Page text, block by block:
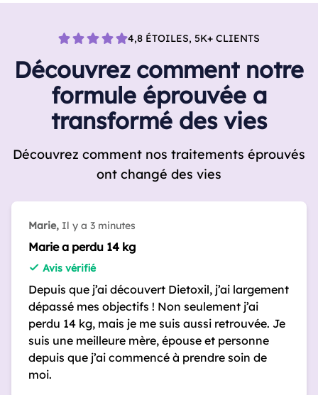
4,8 ÉTOILES, 5K+ CLIENTS
Découvrez comment notre
formule éprouvée a
transformé des vies
Découvrez comment nos traitements éprouvés
ont changé des vies
Marie, Il y a 3 minutes
Marie a perdu 14 kg
Avis vérifié
Depuis que j’ai découvert Dietoxil, j’ai largement
dépassé mes objectifs ! Non seulement j’ai
perdu 14 kg, mais je me suis aussi retrouvée. Je
suis une meilleure mère, épouse et personne
depuis que j’ai commencé à prendre soin de
moi.